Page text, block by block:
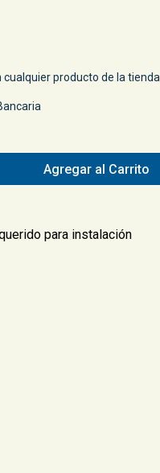
producto de la tienda.
Agregar al Carrito
para instalación